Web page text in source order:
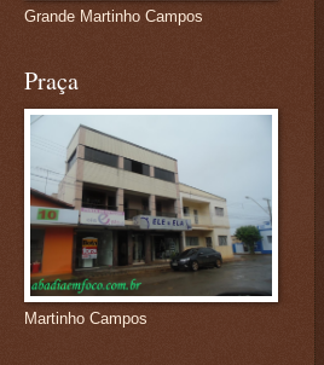
Grande Martinho Campos
Praça
Martinho Campos